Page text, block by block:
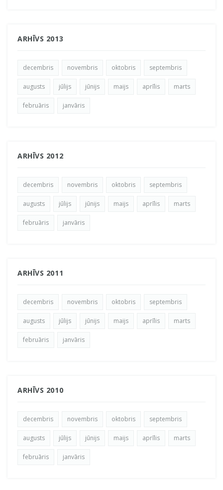
ARHĪVS 2013
decembris novembris oktobris septembris
augusts jūlijs jūnijs maijs aprīlis marts
februāris janvāris
ARHĪVS 2012
decembris novembris oktobris septembris
augusts jūlijs jūnijs maijs aprīlis marts
februāris janvāris
ARHĪVS 2011
decembris novembris oktobris septembris
augusts jūlijs jūnijs maijs aprīlis marts
februāris janvāris
ARHĪVS 2010
decembris novembris oktobris septembris
augusts jūlijs jūnijs maijs aprīlis marts
februāris janvāris